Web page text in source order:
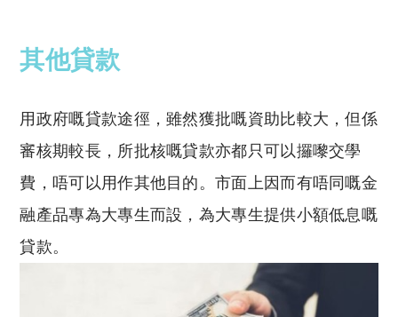
其他貸款
用政府嘅貸款途徑，雖然獲批嘅資助比較大，但係
審核期較長，所批核嘅貸款亦都只可以攞嚟交學
費，唔可以用作其他目的。市面上因而有唔同嘅金
融產品專為大專生而設，為大專生提供小額低息嘅
貸款。